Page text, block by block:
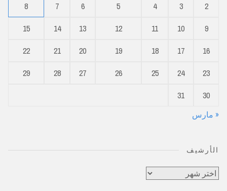
2
3
4
5
6
7
8
9
10
11
12
13
14
15
16
17
18
19
20
21
22
23
24
25
26
27
28
29
30
31
« مارس
الأرشيف
الأرشيف